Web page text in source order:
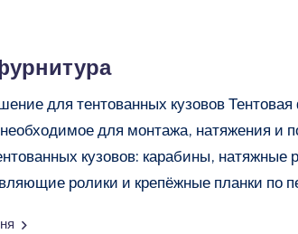
для тентованных кузовов
для монтажа, натяжения и
кузовов: карабины, натяжные
ролики и крепёжные планки по